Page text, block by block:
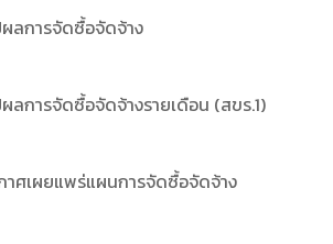
ลการจัดซื้อจัดจ้าง
ลการจัดซื้อจัดจ้างรายเดือน (สขร.1)
าศเผยแพร่แผนการจัดซื้อจัดจ้าง